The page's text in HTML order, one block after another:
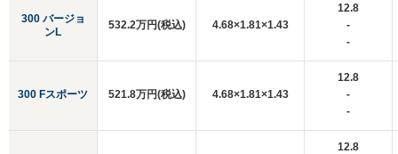
300 バージョ
ンL
300 Fスポーツ
532.2万円(税込) 4.68×1.81×1.43
12.8
-
-
521.8万円(税込) 4.68×1.81×1.43
12.8
-
-
12.8